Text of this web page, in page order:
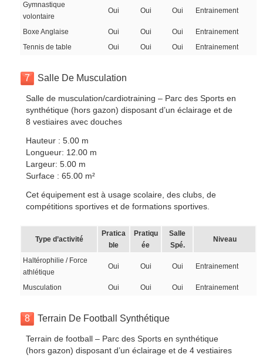
Gymnastique
volontaire
Oui Oui Oui Entrainement
Boxe Anglaise Oui Oui Oui
Entrainement
Tennis de table
Oui Oui Oui Entrainement
7 Salle De Musculation
Salle de musculation/cardiotraining – Parc des Sports en
synthétique (hors gazon) disposant d’un éclairage et de
8 vestiaires avec douches
Hauteur : 5.00 m
Longueur: 12.00 m
Largeur: 5.00 m
Surface : 65.00 m²
Cet équipement est à usage scolaire, des clubs, de
compétitions sportives et de formations sportives.
Type d’activité
Pratica
ble
Pratiqu
ée
Salle
Spé.
Niveau
Haltérophilie / Force
athlétique
Oui Oui Oui Entrainement
Musculation Oui Oui Oui Entrainement
8 Terrain De Football Synthétique
Terrain de football – Parc des Sports en synthétique
(hors gazon) disposant d’un éclairage et de 4 vestiaires